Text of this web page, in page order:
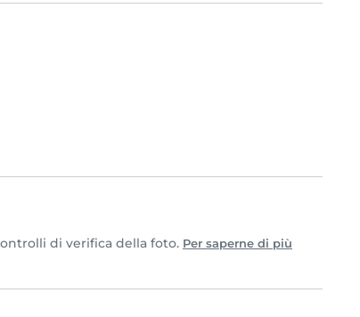
di verifica della foto. Per saperne di più